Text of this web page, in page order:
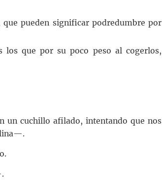
pueden significar podredumbre por
los que por su poco peso al cogerlos,
un cuchillo afilado, intentando que nos